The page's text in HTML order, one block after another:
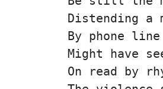
Distending a
By phone line
Might have
On read by